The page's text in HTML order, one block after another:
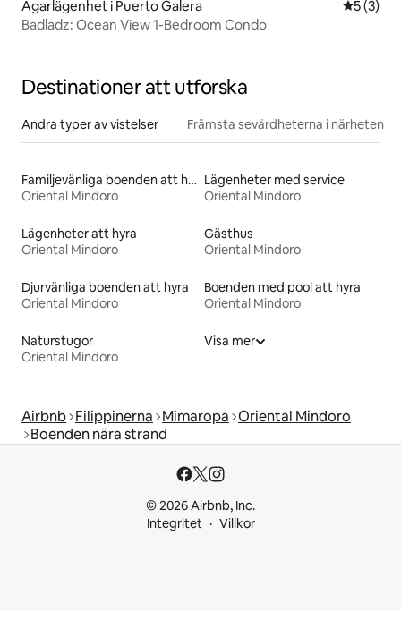
Ägarlägenhet i Puerto Galera 5 av 5 i
5 (3)
Badladz: Ocean View 1-Bedroom Condo
Destinationer att utforska
Andra typer av vistelser Främsta sevärdheterna i närheten
Familjevänliga boenden att hyra
Oriental Mindoro
Lägenheter med service
Oriental Mindoro
Lägenheter att hyra
Oriental Mindoro
Gästhus
Oriental Mindoro
Djurvänliga boenden att hyra
Oriental Mindoro
Boenden med pool att hyra
Oriental Mindoro
Naturstugor
Oriental Mindoro
Visa mer
Airbnb Filippinerna Mimaropa Oriental Mindoro
Boenden nära strand
© 2026 Airbnb, Inc.
Integritet
Villkor